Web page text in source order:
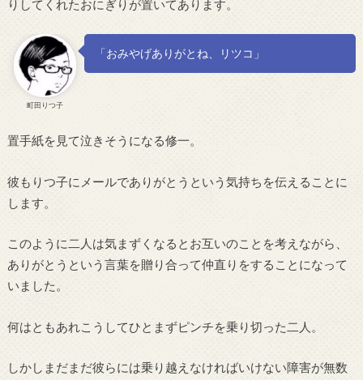
りしてくれたおにぎりが置いてあります。
町田りつ子
「おみやげありがとね、リツコ」
置手紙を見て泣きそうになる修一。
彼もりつ子にメールでありがとうという気持ちを伝えることに
します。
このように二人は気まずくなるとお互いのことを考えながら、
ありがとうという言葉を贈り合って仲直りをすることになって
いました。
何はともあれこうしてひとまずピンチを乗り切った二人。
しかしまだまだ彼らには乗り越えなければいけない障害が無数